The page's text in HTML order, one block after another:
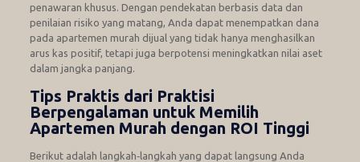
penawaran khusus. Dengan pendekatan berbasis data dan
penilaian risiko yang matang, Anda dapat menempatkan dana
pada apartemen murah dijual yang tidak hanya menghasilkan
arus kas positif, tetapi juga berpotensi meningkatkan nilai aset
dalam jangka panjang.
Tips Praktis dari Praktisi
Berpengalaman untuk Memilih
Apartemen Murah dengan ROI Tinggi
Berikut adalah langkah‑langkah yang dapat langsung Anda